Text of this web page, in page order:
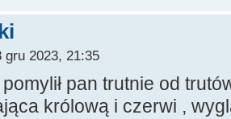
gru 2023, 21:35
pomylił pan trutnie od
królową i czerwi ,